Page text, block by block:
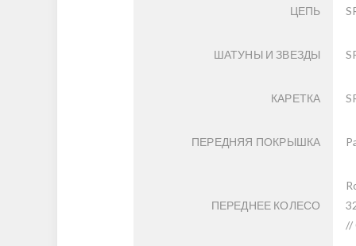
ЦЕПЬ
ШАТУНЫ И ЗВЕЗДЫ
КАРЕТКА
ПЕРЕДНЯЯ ПОКРЫШКА
ПЕРЕДНЕЕ КОЛЕСО
//